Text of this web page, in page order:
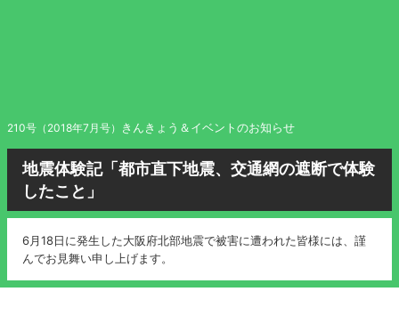
210号（2018年7月号） きんきょう＆イベントのお知らせ
地震体験記「都市直下地震、交通網の遮断で体験
したこと」
6月18日に発生した大阪府北部地震で被害に遭われた皆様には、謹
んでお見舞い申し上げます。